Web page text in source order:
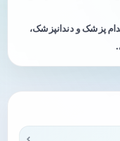
پزشک و دندانپزشک،